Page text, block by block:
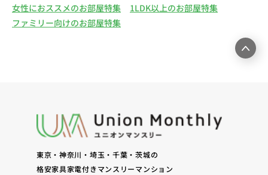
女性におススメのお部屋特集
1LDK以上のお部屋特集
ファミリー向けのお部屋特集
東京・神奈川・埼玉・千葉・茨城の
格安家具家電付きマンスリーマンション